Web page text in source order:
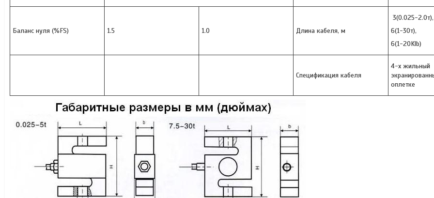
Баланс нуля (%FS) 1.5 1.0 Длина кабеля, м
3(0.025-2.0т),
6(1-30т),
6(1-20Klb)
Спецификация кабеля
4-х жильный
оплетке